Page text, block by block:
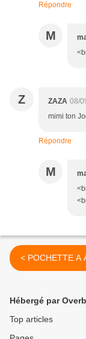
Répondre
M
Z ZAZA 08/
mimi ton
Répondre
M
< POCHETTE
Hébergé par
Top articles